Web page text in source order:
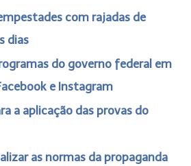
com rajadas de
dias
do governo federal em
e Instagram
a aplicação das provas do
as normas da propaganda